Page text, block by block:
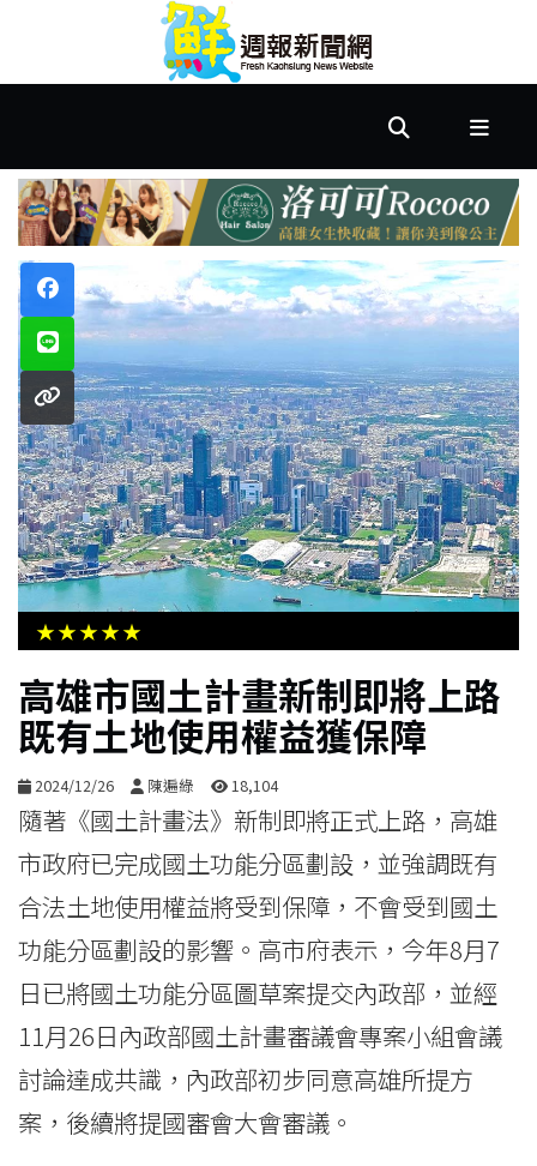
首
市
政
文
教
樂
活
居
家
生
活
合
影
音
購
物
★★★★★
高雄市國土計畫新制即將上路
既有土地使用權益獲保障
2024/12/26 陳遍綠 18,104
隨著《國土計畫法》新制即將正式上路，高雄
市政府已完成國土功能分區劃設，並強調既有
合法土地使用權益將受到保障，不會受到國土
功能分區劃設的影響。高市府表示，今年8月7
日已將國土功能分區圖草案提交內政部，並經
11月26日內政部國土計畫審議會專案小組會議
討論達成共識，內政部初步同意高雄所提方
案，後續將提國審會大會審議。